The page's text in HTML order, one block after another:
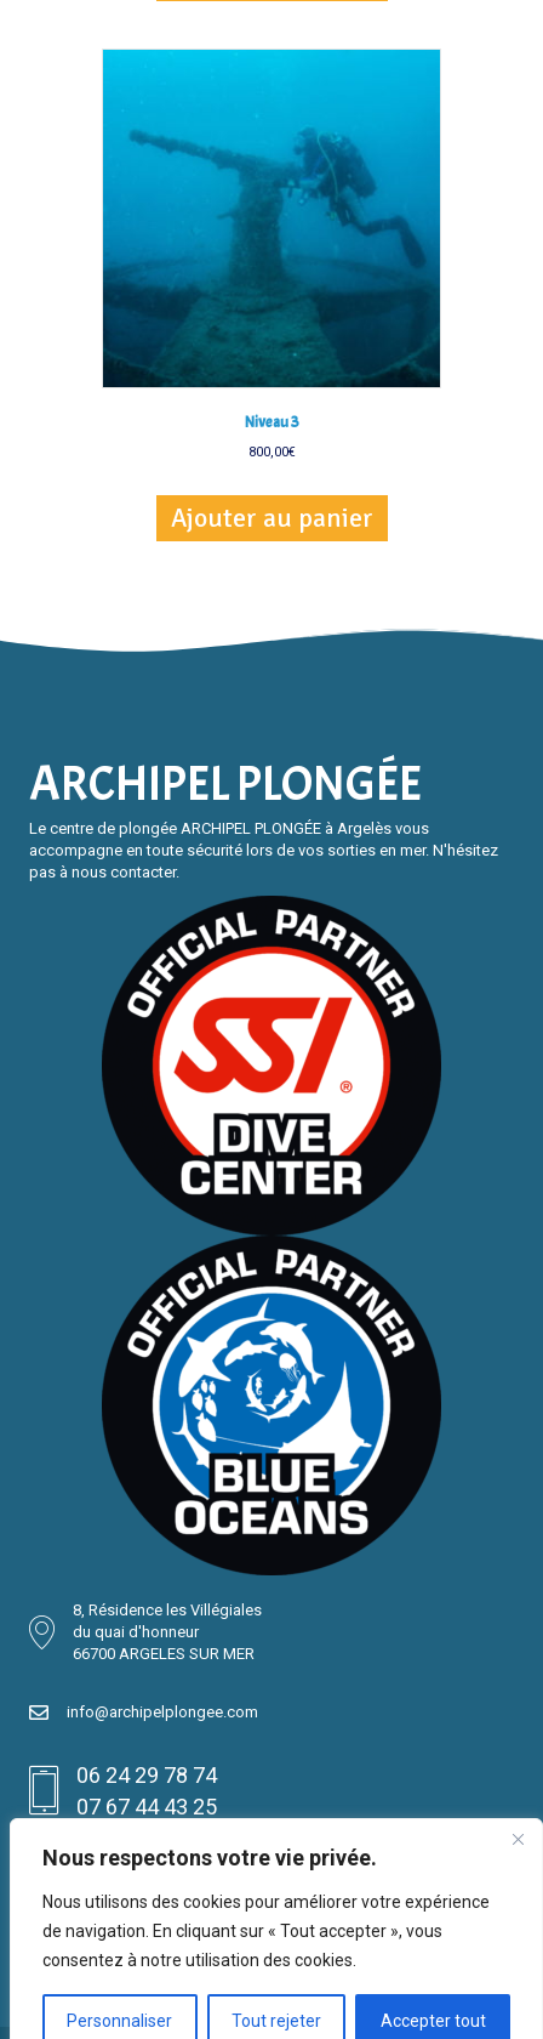
Nous respectons votre vie privée.
Nous utilisons des cookies pour améliorer votre expérience
de navigation. En cliquant sur « Tout accepter », vous
consentez à notre utilisation des cookies.
Personnaliser Tout rejeter Accepter tout
Niveau 3
800,00€
Ajouter au panier
ARCHIPEL PLONGÉE
Le centre de plongée ARCHIPEL PLONGÉE à Argelès vous
accompagne en toute sécurité lors de vos sorties en mer. N'hésitez
pas à nous contacter.
8, Résidence les Villégiales
du quai d'honneur
66700 ARGELES SUR MER
info@archipelplongee.com
06 24 29 78 74
07 67 44 43 25
Réservation